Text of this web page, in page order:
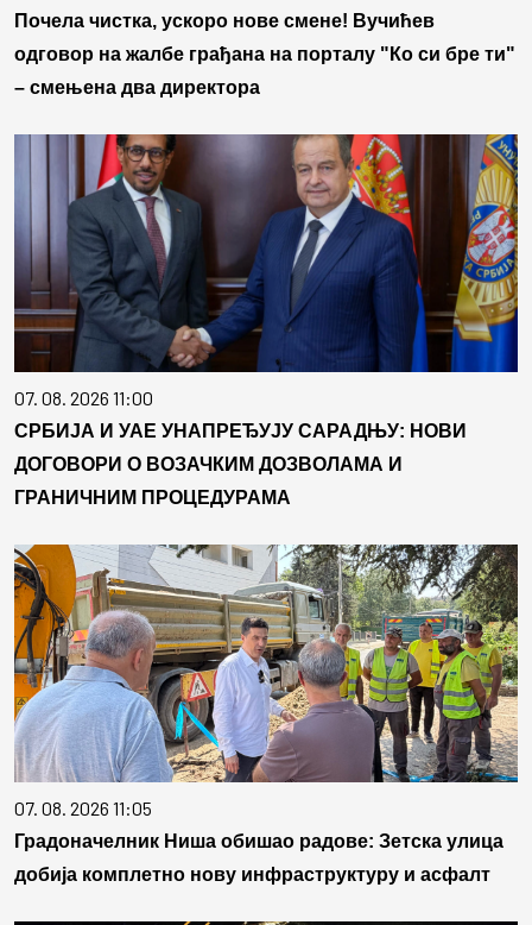
Почела чистка, ускоро нове смене! Вучићев
одговор на жалбе грађана на порталу "Ко си бре ти"
– смењена два директора
07. 08. 2026 11:00
СРБИЈА И УАЕ УНАПРЕЂУЈУ САРАДЊУ: НОВИ
ДОГОВОРИ О ВОЗАЧКИМ ДОЗВОЛАМА И
ГРАНИЧНИМ ПРОЦЕДУРАМА
07. 08. 2026 11:05
Градоначелник Ниша обишао радове: Зетска улица
добија комплетно нову инфраструктуру и асфалт